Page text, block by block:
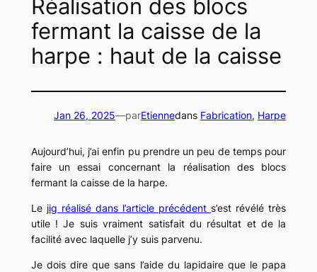
Réalisation des blocs
fermant la caisse de la
harpe : haut de la caisse
Jan 26, 2025—parEtiennedans Fabrication, Harpe
Aujourd’hui, j’ai enfin pu prendre un peu de temps pour
faire un essai concernant la réalisation des blocs
fermant la caisse de la harpe.
Le jig réalisé dans l’article précédent s’est révélé très
utile ! Je suis vraiment satisfait du résultat et de la
facilité avec laquelle j’y suis parvenu.
Je dois dire que sans l’aide du lapidaire que le papa